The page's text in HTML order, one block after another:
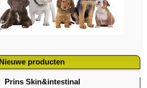
Nieuwe producten
Prins Skin&intestinal